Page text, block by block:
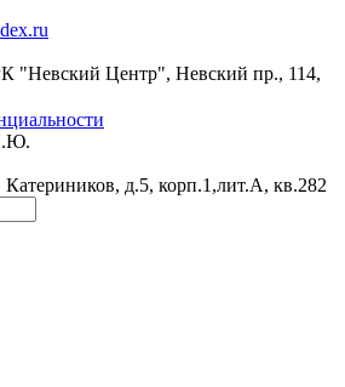
"Невский Центр", Невский пр., 114,
Катериников, д.5, корп.1,лит.А, кв.282